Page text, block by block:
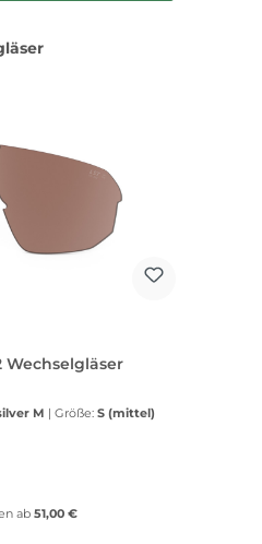
Wechselgläser
M | Größe: S (mittel)
ab 51,00 €